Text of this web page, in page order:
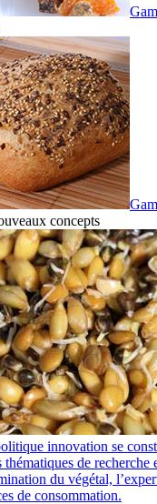
concepts
innovation se
thématiques de recherche
du végétal,
de consommation.